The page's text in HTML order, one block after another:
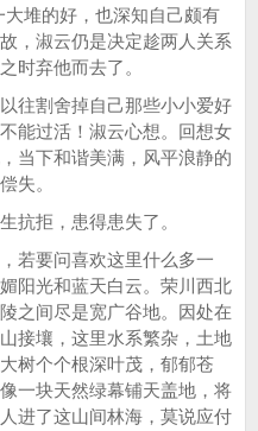
大堆的好，也深知自己颇有
，淑云仍是决定趁两人关系
时弃他而去了。
割舍掉自己那些小小爱好
能过活！淑云心想。回想女
当下和谐美满，风平浪静的
失。
拒，患得患失了。
要问喜欢这里什么多一
阳光和蓝天白云。荣川西北
之间尽是宽广谷地。因处在
接壤，这里水系繁杂，土地
树个个根深叶茂，郁郁苍
一块天然绿幕铺天盖地，将
进了这山间林海，莫说应付